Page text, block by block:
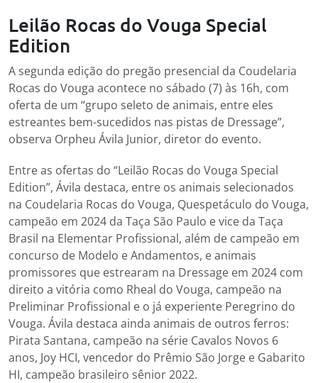
Leilão Rocas do Vouga Special
Edition
A segunda edição do pregão presencial da Coudelaria
Rocas do Vouga acontece no sábado (7) às 16h, com
oferta de um “grupo seleto de animais, entre eles
estreantes bem-sucedidos nas pistas de Dressage”,
observa Orpheu Ávila Junior, diretor do evento.
Entre as ofertas do “Leilão Rocas do Vouga Special
Edition”, Ávila destaca, entre os animais selecionados
na Coudelaria Rocas do Vouga, Quespetáculo do Vouga,
campeão em 2024 da Taça São Paulo e vice da Taça
Brasil na Elementar Profissional, além de campeão em
concurso de Modelo e Andamentos, e animais
promissores que estrearam na Dressage em 2024 com
direito a vitória como Rheal do Vouga, campeão na
Preliminar Profissional e o já experiente Peregrino do
Vouga. Ávila destaca ainda animais de outros ferros:
Pirata Santana, campeão na série Cavalos Novos 6
anos, Joy HCI, vencedor do Prêmio São Jorge e Gabarito
HI, campeão brasileiro sênior 2022.